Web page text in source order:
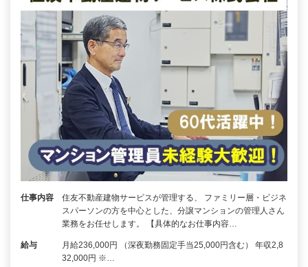
仕事内容
住友不動産建物サービスが管理する、 ファミリー層・ビジネ
スパーソンの方を中心とした、分譲マンションの管理人さん
業務をお任せします。 【具体的なお仕事内容…
給与
月給236,000円 （深夜勤務固定手当25,000円含む） 年収2,8
32,000円 ※…